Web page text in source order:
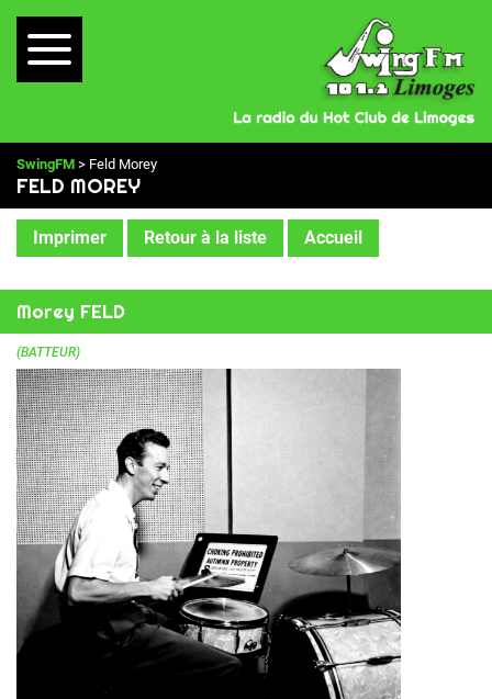
SwingFM > Feld Morey
FELD MOREY
Imprimer Retour à la liste Accueil
Morey FELD
(BATTEUR)